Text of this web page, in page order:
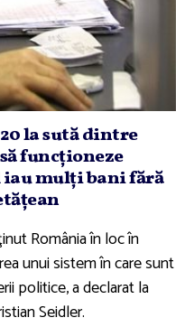
la sută dintre
funcţioneze
iau mulţi bani fără
România în loc în
unui sistem în care sunt
politice, a declarat la
Seidler.